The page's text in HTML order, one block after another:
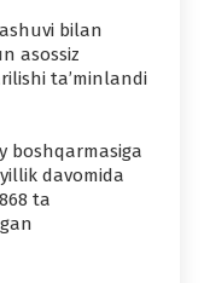
bilan
asossiz
ta’minlandi
boshqarmasiga
davomida
ta